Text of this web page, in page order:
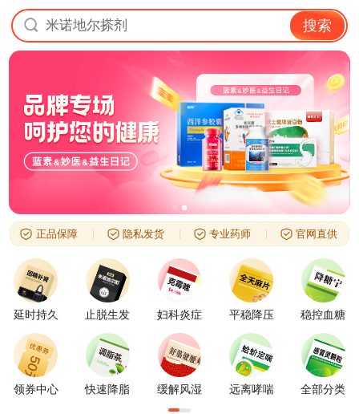
米诺地尔搽剂 搜索
正品保障 隐私发货 专业药师 官网直供
延时持久 止脱生发 妇科炎症 平稳降压 稳控血糖
领券中心 快速降脂 缓解风湿 远离哮喘 全部分类